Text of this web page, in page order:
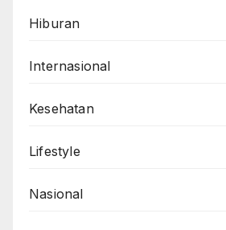
Hiburan
Internasional
Kesehatan
Lifestyle
Nasional